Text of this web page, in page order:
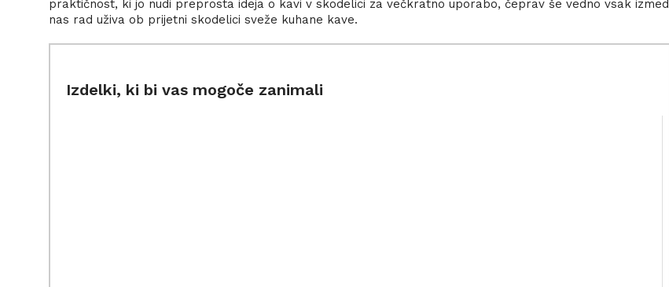
praktičnost, ki jo nudi preprosta ideja o kavi v skodelici za večkratno uporabo, čeprav še vedno vsak izmed
nas rad uživa ob prijetni skodelici sveže kuhane kave.
Izdelki, ki bi vas mogoče zanimali